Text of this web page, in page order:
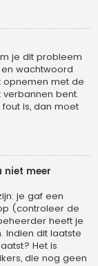
je dit probleem
wachtwoord
opnemen met de
bent.
is, dan moet
niet meer
je gaf een
(controleer de
heeft je
Indien dit laatste
Het is
die nog geen